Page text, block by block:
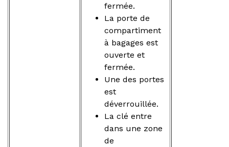
fermée.
La porte de
compartiment
à bagages est
ouverte et
fermée.
Une des portes
est
déverrouillée.
La clé entre
dans une zone
de